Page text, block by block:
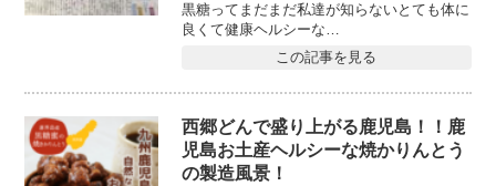
黒糖ってまだまだ私達が知らないとても体に
良くて健康ヘルシーな…
この記事を見る
西郷どんで盛り上がる鹿児島！！鹿
児島お土産ヘルシーな焼かりんとう
の製造風景！